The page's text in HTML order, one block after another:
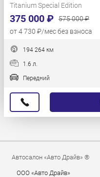
Titanium Special Edition
375 000 ₽
575 000 ₽
от 4 730 ₽/мес без взноса
194 264 км
1.6 л.
Передний
Автосалон «Авто Драйв» ®
ООО «Авто Драйв»